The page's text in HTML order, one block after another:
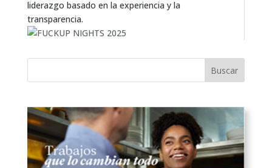
liderazgo basado en la experiencia y la
transparencia.
Buscar